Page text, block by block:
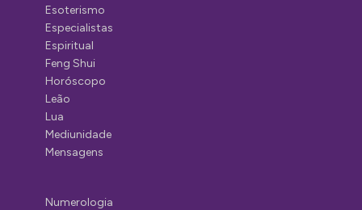
Esoterismo
Especialistas
Espiritual
Feng Shui
Horóscopo
Leão
Lua
Mediunidade
Mensagens
Numerologia